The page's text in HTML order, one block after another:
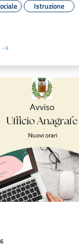
Istruzione